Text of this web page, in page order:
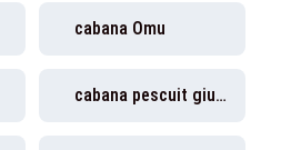
cabana Omu
cabana pescuit giurgiu